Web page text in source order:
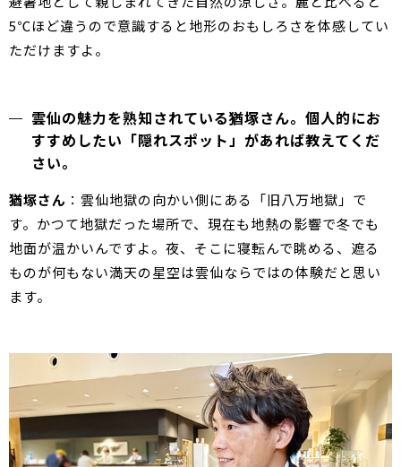
5℃ほど違うので意識すると地形のおもしろさを体感してい
ただけますよ。
雲仙の魅力を熟知されている猶塚さん。個人的にお
すすめしたい「隠れスポット」があれば教えてくだ
さい。
猶塚さん ：雲仙地獄の向かい側にある「旧八万地獄」で
す。かつて地獄だった場所で、現在も地熱の影響で冬でも
地面が温かいんですよ。夜、そこに寝転んで眺める、遮る
ものが何もない満天の星空は雲仙ならではの体験だと思い
ます。